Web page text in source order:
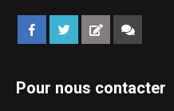
Pour nous contacter